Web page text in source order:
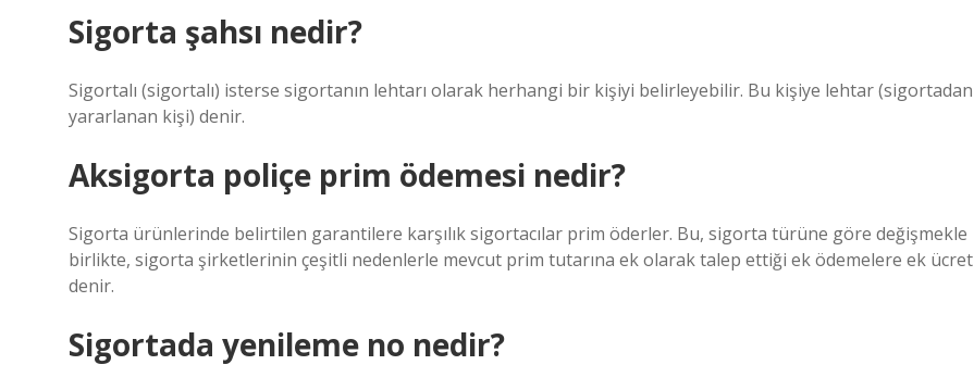
Sigorta şahsı nedir?
Sigortalı (sigortalı) isterse sigortanın lehtarı olarak herhangi bir kişiyi belirleyebilir. Bu kişiye lehtar (sigortadan
yararlanan kişi) denir.
Aksigorta poliçe prim ödemesi nedir?
Sigorta ürünlerinde belirtilen garantilere karşılık sigortacılar prim öderler. Bu, sigorta türüne göre değişmekle
birlikte, sigorta şirketlerinin çeşitli nedenlerle mevcut prim tutarına ek olarak talep ettiği ek ödemelere ek ücret
denir.
Sigortada yenileme no nedir?